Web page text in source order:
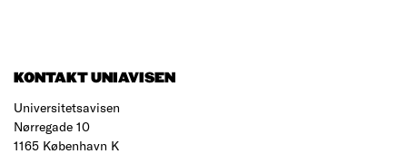
KONTAKT UNIAVISEN
Universitetsavisen
Nørregade 10
1165 København K